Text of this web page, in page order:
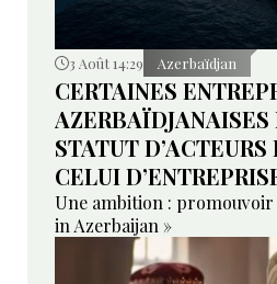
3 Août 14:29 Azerbaïdjan
CERTAINES
AZERBAÏDJANAISES
STATUT
CELUI
Une ambition : promouvoir
in Azerbaijan »